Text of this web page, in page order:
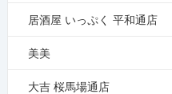
居酒屋 いっぷく 平和通店
美美
大吉 桜馬場通店